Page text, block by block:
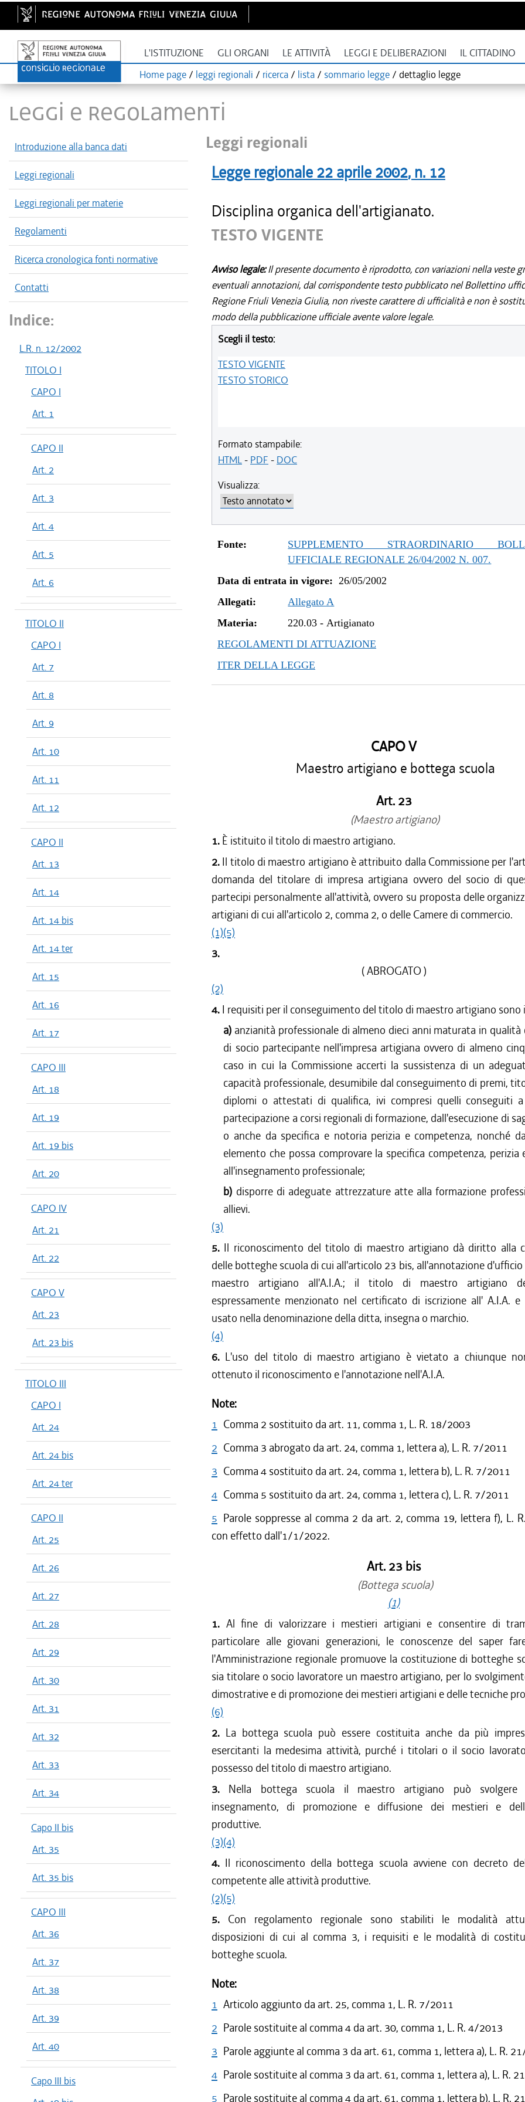
L'ISTITUZIONE GLI ORGANI LE ATTIVITÀ LEGGI E DELIBERAZIONI IL CITTADINO
Home page / leggi regionali / ricerca / lista / sommario legge / dettaglio legge
LEGGI E REGOLAMENTI
Introduzione alla banca dati
Leggi regionali
Leggi regionali per materie
Regolamenti
Ricerca cronologica fonti normative
Contatti
Indice:
L.R. n. 12/2002
TITOLO I
CAPO I
Art. 1
CAPO II
Art. 2
Art. 3
Art. 4
Art. 5
Art. 6
TITOLO II
CAPO I
Art. 7
Art. 8
Art. 9
Art. 10
Art. 11
Art. 12
CAPO II
Art. 13
Art. 14
Art. 14 bis
Art. 14 ter
Art. 15
Art. 16
Art. 17
CAPO III
Art. 18
Art. 19
Art. 19 bis
Art. 20
CAPO IV
Art. 21
Art. 22
CAPO V
Art. 23
Art. 23 bis
TITOLO III
CAPO I
Art. 24
Art. 24 bis
Art. 24 ter
CAPO II
Art. 25
Art. 26
Art. 27
Art. 28
Art. 29
Art. 30
Art. 31
Art. 32
Art. 33
Art. 34
Capo II bis
Art. 35
Art. 35 bis
CAPO III
Art. 36
Art. 37
Art. 38
Art. 39
Art. 40
Capo III bis
Leggi regionali
Legge regionale 22 aprile 2002, n. 12
Disciplina organica dell'artigianato.
TESTO VIGENTE
Avviso legale:Il presente documento è riprodotto, con variazioni nella veste
eventuali annotazioni, dal corrispondente testo pubblicato nel Bollettino
Regione Friuli Venezia Giulia, non riveste carattere di ufficialità e non è
modo della pubblicazione ufficiale avente valore legale.
Scegli il testo:
TESTO VIGENTE
TESTO STORICO
Formato stampabile:
HTML- PDF - DOC
Visualizza:
Fonte:
SUPPLEMENTO STRAORDINARIO
UFFICIALE REGIONALE 26/04/2002 N. 007.
Data di entrata in vigore: 26/05/2002
Allegati:
Allegato A
Materia:
220.03 -Artigianato
REGOLAMENTI DI ATTUAZIONE
ITER DELLA LEGGE
CAPO V
Maestro artigiano e bottega scuola
Art. 23
(Maestro artigiano)
1. È istituito il titolo di maestro artigiano.
2. Il titolo di maestro artigiano è attribuito dalla Commissione per
domanda del titolare di impresa artigiana ovvero del socio di
partecipi personalmente all'attività, ovvero su proposta delle
artigiani di cui all'articolo 2, comma 2, o delle Camere di commercio.
(1)(5)
3.
( ABROGATO )
(2)
4. I requisiti per il conseguimento del titolo di maestro artigiano sono
a) anzianità professionale di almeno dieci anni maturata in
di socio partecipante nell'impresa artigiana ovvero di almeno
caso in cui la Commissione accerti la sussistenza di un
capacità professionale, desumibile dal conseguimento di premi,
diplomi o attestati di qualifica, ivi compresi quelli conseguiti
partecipazione a corsi regionali di formazione, dall'esecuzione di
o anche da specifica e notoria perizia e competenza, nonché
elemento che possa comprovare la specifica competenza,
all'insegnamento professionale;
b) disporre di adeguate attrezzature atte alla formazione
allievi.
(3)
5. Il riconoscimento del titolo di maestro artigiano dà diritto alla
delle botteghe scuola di cui all'articolo 23 bis, all'annotazione
maestro artigiano all'A.I.A.; il titolo di maestro artigiano
espressamente menzionato nel certificato di iscrizione all' A.I.A. e
usato nella denominazione della ditta, insegna o marchio.
(4)
6. L'uso del titolo di maestro artigiano è vietato a chiunque
ottenuto il riconoscimento e l'annotazione nell'A.I.A.
Note:
1 Comma 2 sostituito da art. 11, comma 1, L. R. 18/2003
2 Comma 3 abrogato da art. 24, comma 1, lettera a), L. R. 7/2011
3 Comma 4 sostituito da art. 24, comma 1, lettera b), L. R. 7/2011
4 Comma 5 sostituito da art. 24, comma 1, lettera c), L. R. 7/2011
5 Parole soppresse al comma 2 da art. 2, comma 19, lettera f), L.
con effetto dall'1/1/2022.
Art. 23 bis
(Bottega scuola)
(1)
1. Al fine di valorizzare i mestieri artigiani e consentire di
particolare alle giovani generazioni, le conoscenze del saper
l'Amministrazione regionale promuove la costituzione di botteghe
sia titolare o socio lavoratore un maestro artigiano, per lo
dimostrative e di promozione dei mestieri artigiani e delle tecniche
(6)
2. La bottega scuola può essere costituita anche da più
esercitanti la medesima attività, purché i titolari o il socio
possesso del titolo di maestro artigiano.
3. Nella bottega scuola il maestro artigiano può
insegnamento, di promozione e diffusione dei mestieri e
produttive.
(3)(4)
4. Il riconoscimento della bottega scuola avviene con decreto
competente alle attività produttive.
(2)(5)
5. Con regolamento regionale sono stabiliti le modalità
disposizioni di cui al comma 3, i requisiti e le modalità di
botteghe scuola.
Note:
1 Articolo aggiunto da art. 25, comma 1, L. R. 7/2011
2 Parole sostituite al comma 4 da art. 30, comma 1, L. R. 4/2013
3 Parole aggiunte al comma 3 da art. 61, comma 1, lettera a), L. R.
4 Parole sostituite al comma 3 da art. 61, comma 1, lettera a), L. R.
5 Parole sostituite al comma 4 da art. 61, comma 1, lettera b), L. R.